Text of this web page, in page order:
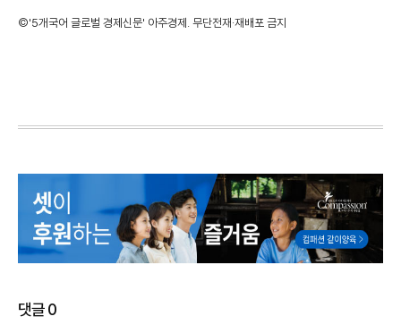
©'5개국어 글로벌 경제신문' 아주경제. 무단전재·재배포 금지
댓글0